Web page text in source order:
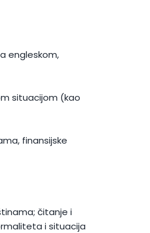
engleskom,
situacijom (kao
finansijske
čitanje i
i situacija